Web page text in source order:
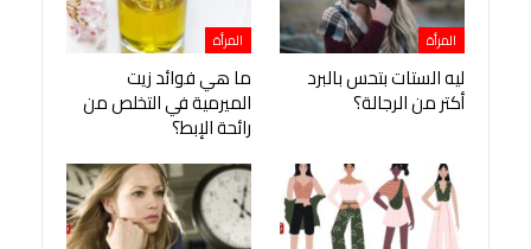
المرأة
ليه الستات بتحس بالبرد
أكتر من الرجالة؟
المرأة
ما هي فوائد زيت
الميرمية في التخلص من
رائحة الإبط؟